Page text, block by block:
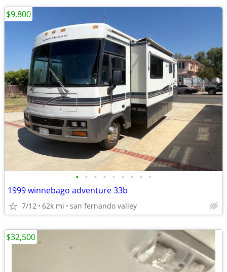
• • • • • • • • •
1999 winnebago adventure 33b
7/12 62k mi san fernando valley
$9,800
$32,500